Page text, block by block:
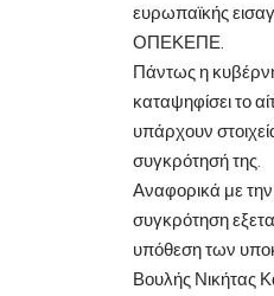
ευρωπαϊκής
ΟΠΕΚΕΠΕ.
Πάντως η
καταψηφίσει το
υπάρχουν
συγκρότησή της.
Αναφορικά με
συγκρότηση
υπόθεση των
Βουλής Νικήτας